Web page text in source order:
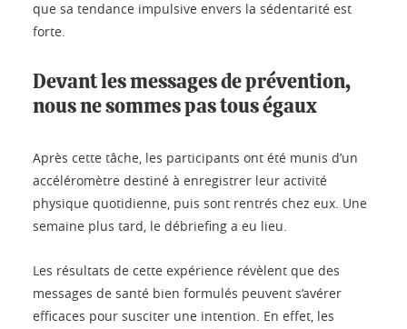
que sa tendance impulsive envers la sédentarité est
forte.
Devant les messages de prévention,
nous ne sommes pas tous égaux
Après cette tâche, les participants ont été munis d’un
accéléromètre destiné à enregistrer leur activité
physique quotidienne, puis sont rentrés chez eux. Une
semaine plus tard, le débriefing a eu lieu.
Les résultats de cette expérience révèlent que des
messages de santé bien formulés peuvent s’avérer
efficaces pour susciter une intention. En effet, les